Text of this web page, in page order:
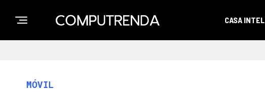
CASA
MÓVIL